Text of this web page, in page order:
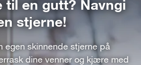
til en gutt? Navngi
stjerne!
egen skinnende stjerne på
dine venner og kjære med